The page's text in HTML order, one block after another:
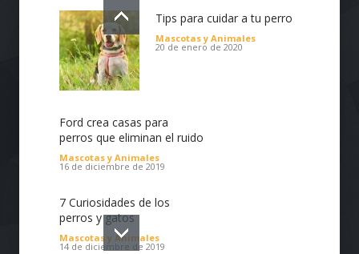
Tips para cuidar a tu perro
Mascotas y Animales
20 de enero de 2020
Ford crea casas para
perros que eliminan el ruido
Mascotas y Animales
16 de diciembre de 2019
7 Curiosidades de los
perros y gatos
Mascotas y Animales
14 de diciembre de 2019